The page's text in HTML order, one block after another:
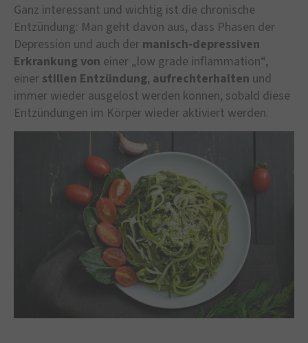
Ganz interessant und wichtig ist die chronische
Entzündung: Man geht davon aus, dass Phasen der
Depression und auch der manisch-depressiven
Erkrankung von einer „low grade inflammation“,
einer stillen Entzündung, aufrechterhalten und
immer wieder ausgelöst werden können, sobald diese
Entzündungen im Körper wieder aktiviert werden.